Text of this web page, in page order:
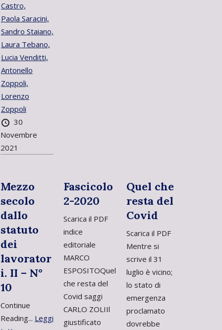
Castro,
Paola Saracini,
Sandro Staiano,
Laura Tebano,
Lucia Venditti,
Antonello
Zoppoli,
Lorenzo
Zoppoli
30
Novembre
2021
Mezzo
secolo
dallo
statuto
dei
lavorator
i. II – N°
10
Continue
Reading... Leggi
Fascicolo
2-2020
Scarica il PDF
indice
editoriale
MARCO
ESPOSITOQuel
che resta del
Covid saggi
CARLO ZOLIIl
giustificato
Quel che
resta del
Covid
Scarica il PDF
Mentre si
scrive il 31
luglio è vicino;
lo stato di
emergenza
proclamato
dovrebbe